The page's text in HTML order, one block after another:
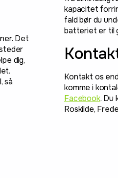
Det
dig,
så
kapacitet
fald bør du
batteriet er til
Kontakt os
komme i
Facebook. Du
Roskilde,